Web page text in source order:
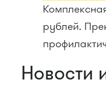
рублей.
Новости